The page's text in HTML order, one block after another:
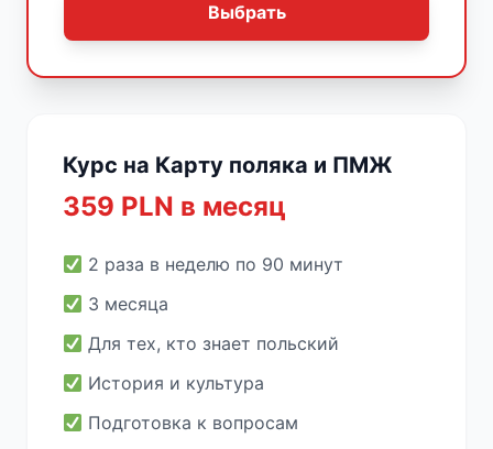
Выбрать
Курс на Карту поляка и ПМЖ
359 PLN в месяц
2 раза в неделю по 90 минут
3 месяца
Для тех, кто знает польский
История и культура
Подготовка к вопросам